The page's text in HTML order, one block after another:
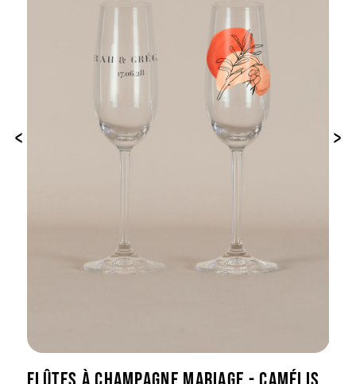
‹ ›
FLÛTES À CHAMPAGNE MARIAGE - CAMÉLIS